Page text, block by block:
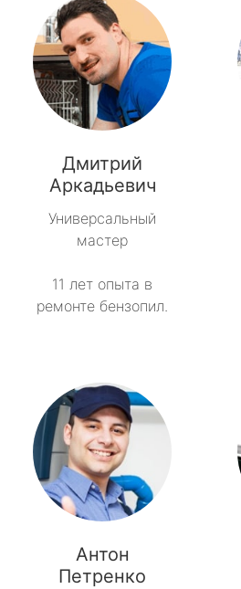
Дмитрий
Аркадьевич
Универсальный
мастер
11 лет опыта в
ремонте бензопил.
Антон
Петренко